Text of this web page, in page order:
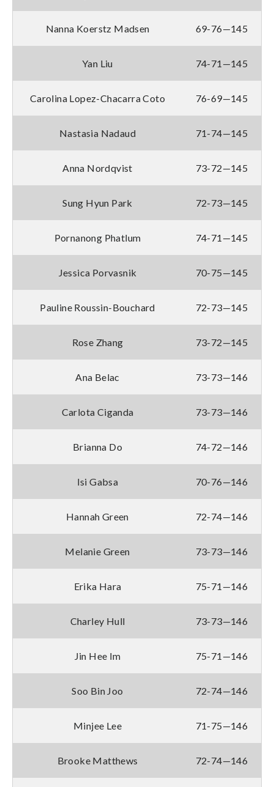
Nanna Koerstz Madsen 69-76—145
Yan Liu 74-71—145
Carolina Lopez-Chacarra Coto 76-69—145
Nastasia Nadaud 71-74—145
Anna Nordqvist 73-72—145
Sung Hyun Park 72-73—145
Pornanong Phatlum 74-71—145
Jessica Porvasnik 70-75—145
Pauline Roussin-Bouchard 72-73—145
Rose Zhang 73-72—145
Ana Belac 73-73—146
Carlota Ciganda 73-73—146
Brianna Do 74-72—146
Isi Gabsa 70-76—146
Hannah Green 72-74—146
Melanie Green 73-73—146
Erika Hara 75-71—146
Charley Hull 73-73—146
Jin Hee Im 75-71—146
Soo Bin Joo 72-74—146
Minjee Lee 71-75—146
Brooke Matthews 72-74—146